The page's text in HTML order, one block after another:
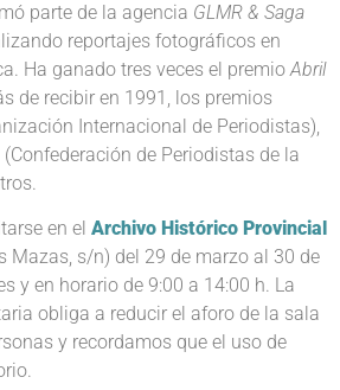
parte de la agencia GLMR & Saga
reportajes fotográficos en
Ha ganado tres veces el premioAbril
de recibir en 1991, los premios
Internacional de Periodistas),
(Confederación de Periodistas de la
en el Archivo Histórico Provincial
Mazas, s/n) del 29 de marzo al 30 de
y en horario de 9:00 a 14:00 h. La
obliga a reducir el aforo de la sala
y recordamos que el uso de